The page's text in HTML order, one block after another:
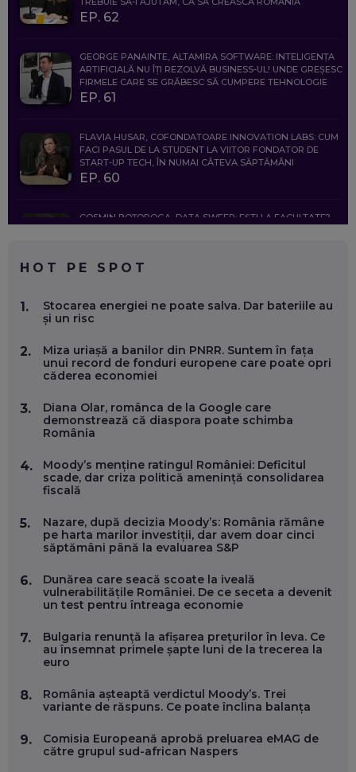
EP. 62
GEORGE PANAINTE, ALTAMIRA SOFTWARE: INTELIGENȚA
ARTIFICIALĂ NU ÎȚI REZOLVĂ BUSINESS-UL! UNDE GREȘESC
FIRMELE CARE SE GRĂBESC SĂ CUMPERE TEHNOLOGIE
EP. 61
FLAVIA HUSAR, COFONDATOARE INNOVATION LABS: CUM
FACI PASUL DE LA STUDENT LA VIITOR FONDATOR DE
START-UP TECH, ÎN NUMAI CÂTEVA SĂPTĂMÂNI
EP. 60
COSMIN BOȚOROGA, DATA SWEEP: EȘTI LA FACULTATE?
FOLOSEȘTI TEHNOLOGIA CA SĂ FII MAI BUN LA JOB. ȘI CUM
SE VA SCHIMBA MUNCA, ÎN URMĂTORII ANI
MARIUS PAȘCULEA, COFONDATOR AL KULTH: CUM
CĂTRE ARTĂ, LA NIVEL GLOBAL
EP. 57
ANDREI AVĂDANEI, BIT SENTINEL: CUM ÎȚI PROTEJEZI
EFICIENT VIAȚA ONLINE. ȘI CARE SUNT PRIMII PAȘI ÎNTR-O
CARIERĂ DE „HACKER CU PERMIS”
EP. 56
DOINA VÎLCEANU, CONTENTSPEED: VREI SUCCES ONLINE?
ÎNVAȚĂ AEO ȘI GEO!
WASHINGTON, OCHELARI INTELIGENȚI ȘI FERME
VERTICALE FĂRĂ PĂMÂNT
VALENTIN VANCEA, CEO AL PATRIA BANK: AUTOMATIZĂM
PROCESE, DAR CE FACEM CÂND PICĂ BAZA DE DATE, LA
EP. 53
HOT PE SPOT
1.
Stocarea energiei ne poate salva. Dar bateriile au
și un risc
2.
Miza uriașă a banilor din PNRR. Suntem în fața
unui record de fonduri europene care poate opri
căderea economiei
3.
Diana Olar, românca de la Google care
demonstrează că diaspora poate schimba
România
4.
Moody’s menține ratingul României: Deficitul
scade, dar criza politică amenință consolidarea
fiscală
5.
Nazare, după decizia Moody’s: România rămâne
pe harta marilor investiții, dar avem doar cinci
săptămâni până la evaluarea S&P
6.
Dunărea care seacă scoate la iveală
vulnerabilitățile României. De ce seceta a devenit
un test pentru întreaga economie
7.
Bulgaria renunță la afișarea prețurilor în leva. Ce
au însemnat primele șapte luni de la trecerea la
euro
8.
România așteaptă verdictul Moody’s. Trei
variante de răspuns. Ce poate înclina balanța
9.
Comisia Europeană aprobă preluarea eMAG de
către grupul sud-african Naspers